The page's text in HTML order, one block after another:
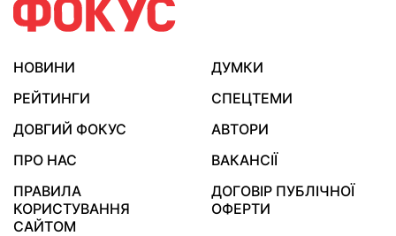
НОВИНИ
ДУМКИ
РЕЙТИНГИ
СПЕЦТЕМИ
ДОВГИЙ ФОКУС
АВТОРИ
ПРО НАС
ВАКАНСІЇ
ПРАВИЛА
КОРИСТУВАННЯ
САЙТОМ
ДОГОВІР ПУБЛІЧНОЇ
ОФЕРТИ